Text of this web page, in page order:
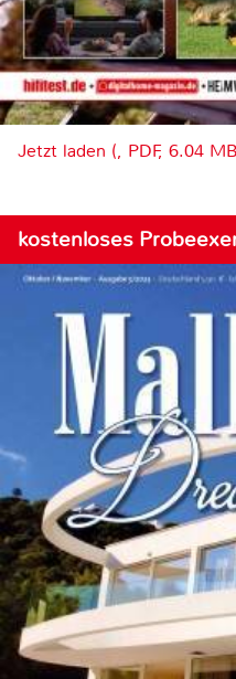
Jetzt laden (, PDF, 6.04
kostenloses